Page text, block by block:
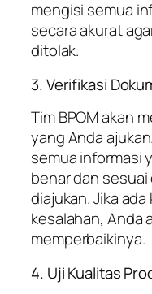
mengisi semua
secara akurat
ditolak.
3. Verifikasi
Tim BPOM akan
yang Anda
semua informasi
benar dan
diajukan. Jika
kesalahan, Anda
memperbaikinya.
4. Uji Kualitas